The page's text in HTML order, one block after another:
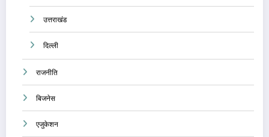
उत्तराखंड
दिल्ली
राजनीति
बिजनेस
एजुकेशन